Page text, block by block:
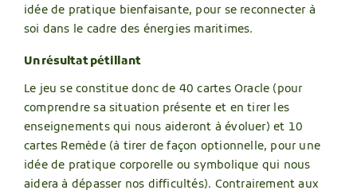
idée de pratique bienfaisante, pour se reconnecter à
soi dans le cadre des énergies maritimes.
Un résultat pétillant
Le jeu se constitue donc de 40 cartes Oracle (pour
comprendre sa situation présente et en tirer les
enseignements qui nous aideront à évoluer) et 10
cartes Remède (à tirer de façon optionnelle, pour une
idée de pratique corporelle ou symbolique qui nous
aidera à dépasser nos difficultés). Contrairement aux